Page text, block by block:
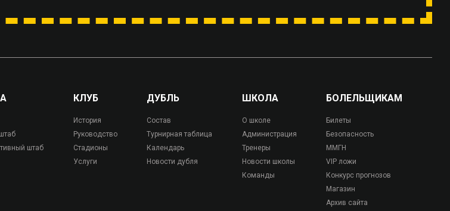
штаб
КЛУБ
История
Руководство
Стадионы
Услуги
ДУБЛЬ
Состав
Турнирная таблица
Календарь
Новости дубля
ШКОЛА
О школе
Администрация
Тренеры
Новости школы
Команды
БОЛЕЛЬЩИКАМ
Билеты
Безопасность
ММГН
VIP ложи
Конкурс прогнозов
Магазин
Архив сайта